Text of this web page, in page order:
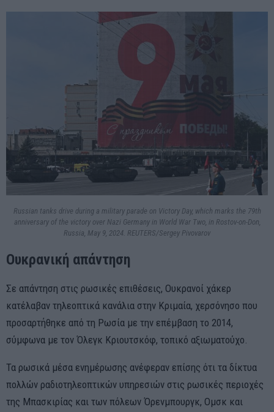
Russian tanks drive during a military parade on Victory Day, which marks the 79th
anniversary of the victory over Nazi Germany in World War Two, in Rostov-on-Don,
Russia, May 9, 2024. REUTERS/Sergey Pivovarov
Ουκρανική απάντηση
Σε απάντηση στις ρωσικές επιθέσεις, Ουκρανοί χάκερ
κατέλαβαν τηλεοπτικά κανάλια στην Κριμαία, χερσόνησο που
προσαρτήθηκε από τη Ρωσία με την επέμβαση το 2014,
σύμφωνα με τον Όλεγκ Κριουτσκόφ, τοπικό αξιωματούχο.
Τα ρωσικά μέσα ενημέρωσης ανέφεραν επίσης ότι τα δίκτυα
πολλών ραδιοτηλεοπτικών υπηρεσιών στις ρωσικές περιοχές
της Μπασκιρίας και των πόλεων Όρενμπουργκ, Ομσκ και